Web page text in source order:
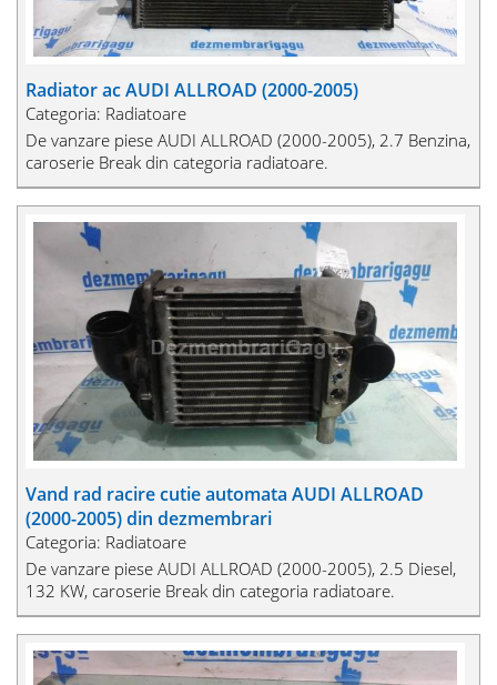
Radiator ac AUDI ALLROAD (2000-2005)
Categoria: Radiatoare
De vanzare piese AUDI ALLROAD (2000-2005), 2.7 Benzina,
caroserie Break din categoria radiatoare.
Vand rad racire cutie automata AUDI ALLROAD
(2000-2005) din dezmembrari
Categoria: Radiatoare
De vanzare piese AUDI ALLROAD (2000-2005), 2.5 Diesel,
132 KW, caroserie Break din categoria radiatoare.